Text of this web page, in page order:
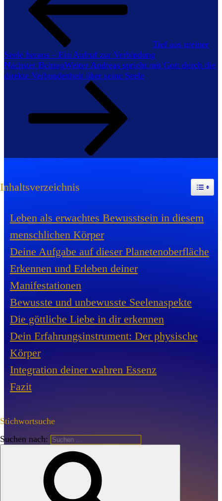
Tief aus meiner
Seele heraus – Ein Aufruf zur Verbindung
Nächster BeitragWeiter Andreas spricht mit Gott durch die
direkte Verbundenheit über seine Seele
Inhaltsverzeichnis Toggle
Leben als erwachtes Bewusstsein in diesem
menschlichen Körper
Deine Aufgabe auf dieser Planetenoberfläche
Erkennen und Erleben deiner
Manifestationen
Bewusste und unbewusste Seelenaspekte
Die göttliche Liebe in dir erkennen
Dein Erfahrungsinstrument: Der physische
Körper
Integration deiner wahren Essenz
Fazit
Stichwortsuche
Suchen nach: